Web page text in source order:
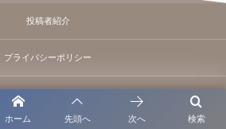
検索
ホーム 先頭へ 次へ
投稿者紹介
プライバシーポリシー
松市浜名区三ヶ日町大崎2035-4
および愛知県豊橋駅近